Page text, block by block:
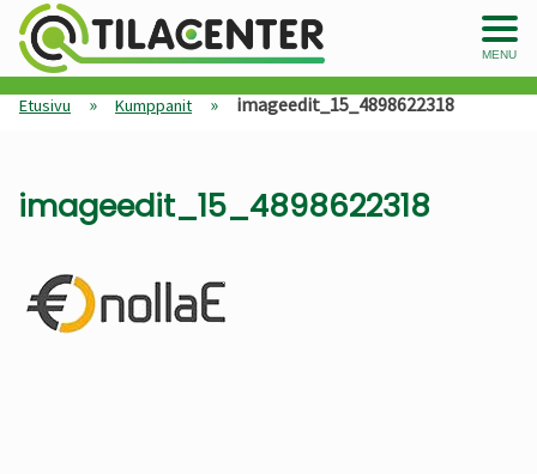
MENU
Etusivu » Kumppanit » imageedit_15_4898622318
imageedit_15_4898622318